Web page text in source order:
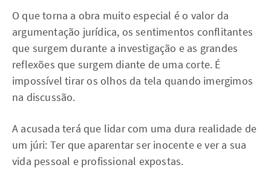
O que torna a obra muito especial é o valor da
argumentação jurídica, os sentimentos conflitantes
que surgem durante a investigação e as grandes
reflexões que surgem diante de uma corte. É
impossível tirar os olhos da tela quando imergimos
na discussão.
A acusada terá que lidar com uma dura realidade de
um júri: Ter que aparentar ser inocente e ver a sua
vida pessoal e profissional expostas.